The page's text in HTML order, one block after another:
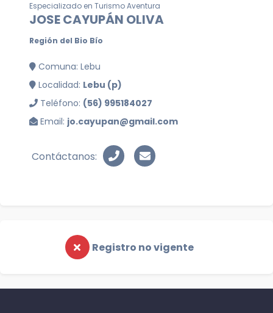
Especializado en Turismo Aventura
JOSE CAYUPÁN OLIVA
Región del Bio Bío
Comuna: Lebu
Localidad: Lebu (p)
Teléfono: (56) 995184027
Email: jo.cayupan@gmail.com
Contáctanos:
Registro no vigente